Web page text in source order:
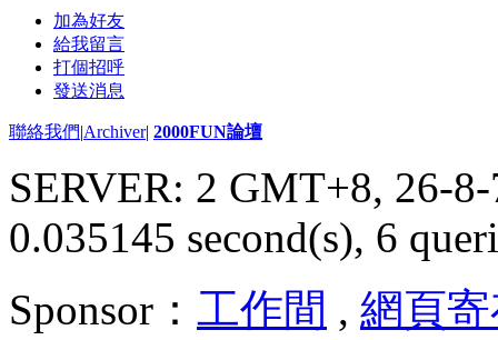
加為好友
給我留言
打個招呼
發送消息
聯絡我們|Archiver| 2000FUN論壇
SERVER: 2 GMT+8, 26-
0.035145 second(s), 6
Sponsor： 工作間 , 網頁